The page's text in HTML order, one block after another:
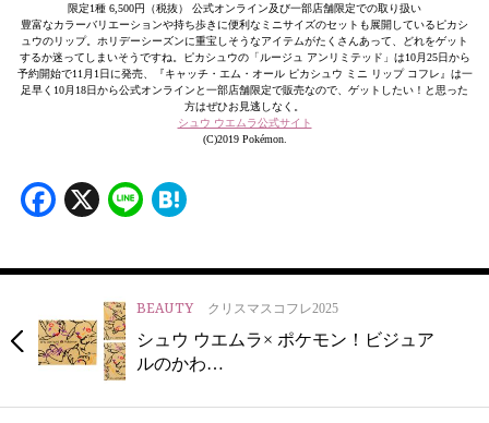
限定1種 6,500円（税抜） 公式オンライン及び一部店舗限定での取り扱い
豊富なカラーバリエーションや持ち歩きに便利なミニサイズのセットも展開しているピカシ
ュウのリップ。ホリデーシーズンに重宝しそうなアイテムがたくさんあって、どれをゲット
するか迷ってしまいそうですね。ピカシュウの「ルージュ アンリミテッド」は10月25日から
予約開始で11月1日に発売、『キャッチ・エム・オール ピカシュウ ミニ リップ コフレ』は一
足早く10月18日から公式オンラインと一部店舗限定で販売なので、ゲットしたい！と思った
方はぜひお見逃しなく。
シュウ ウエムラ公式サイト
(C)2019 Pokémon.
Facebook
X Line
BEAUTY クリスマスコフレ2025
シュウ ウエムラ× ポケモン！ビジュア
ルのかわ…